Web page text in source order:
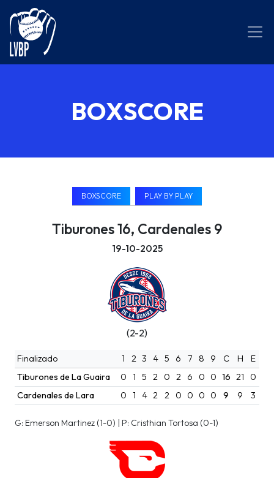
BOXSCORE
BOXSCORE PLAY BY PLAY
Tiburones 16, Cardenales 9
19-10-2025
(2-2)
Finalizado 1 2 3 4 5 6 7 8 9 C H
E
Tiburones de La Guaira
0 1 5 2 0 2 6 0 0 16 21
0
Cardenales de Lara
0 1 4 2 2 0 0 0 0 9 9 3
G: Emerson Martinez (1-0) | P: Cristhian Tortosa (0-1)